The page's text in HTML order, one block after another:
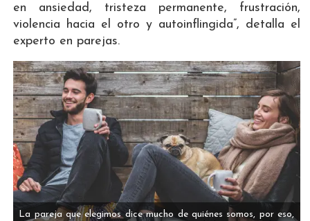
en ansiedad, tristeza permanente, frustración,
violencia hacia el otro y autoinflingida”, detalla el
experto en parejas.
La pareja que elegimos dice mucho de quiénes somos, por eso,